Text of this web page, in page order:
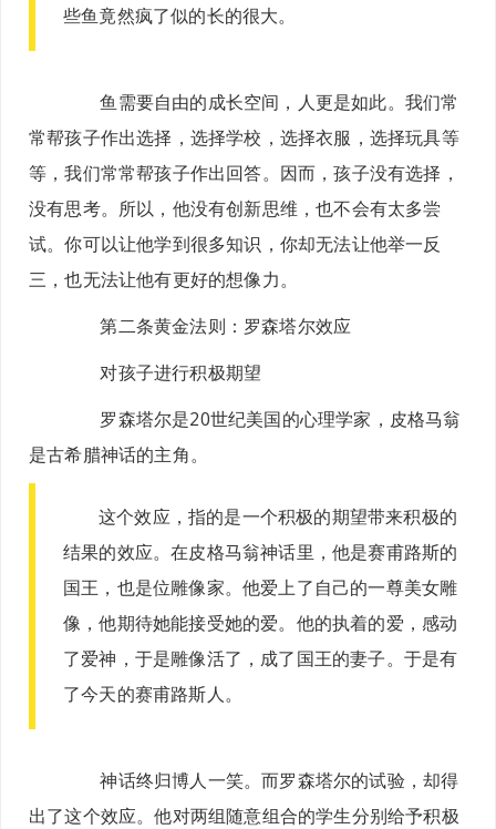
些鱼竟然疯了似的长的很大。
鱼需要自由的成长空间，人更是如此。我们常
常帮孩子作出选择，选择学校，选择衣服，选择玩具等
等，我们常常帮孩子作出回答。因而，孩子没有选择，
没有思考。所以，他没有创新思维，也不会有太多尝
试。你可以让他学到很多知识，你却无法让他举一反
三，也无法让他有更好的想像力。
第二条黄金法则： 罗森塔尔效应
对孩子进行积极期望
罗森塔尔是20世纪美国的心理学家，皮格马翁
是古希腊神话的主角。
这个效应，指的是一个积极的期望带来积极的
结果的效应。在皮格马翁神话里，他是赛甫路斯的
国王，也是位雕像家。他爱上了自己的一尊美女雕
像，他期待她能接受她的爱。他的执着的爱，感动
了爱神，于是雕像活了，成了国王的妻子。于是有
了今天的赛甫路斯人。
神话终归博人一笑。而罗森塔尔的试验，却得
出了这个效应。他对两组随意组合的学生分别给予积极